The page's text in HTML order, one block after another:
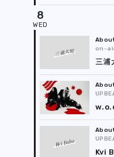
8
三浦大知
on-air
三浦
Kvi Baba
Kvi